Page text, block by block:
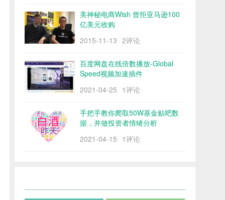
美神秘电商Wish 曾拒亚马逊100
亿美元收购
2015-11-13 2评论
百度网盘在线倍数播放-Global
Speed视频加速插件
2021-04-25 1评论
手把手教你爬取50W基金贴吧数
据，并做投资者情绪分析
2021-04-15 1评论